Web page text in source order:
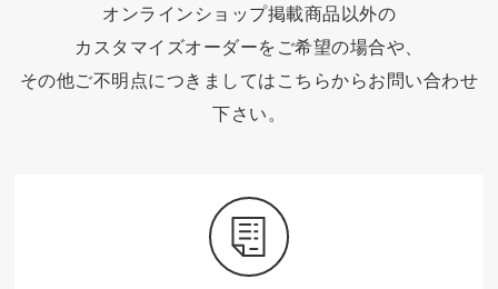
オンラインショップ掲載商品以外の
カスタマイズオーダーをご希望の場合や、
その他ご不明点につきましてはこちらからお問い合わせ
下さい。